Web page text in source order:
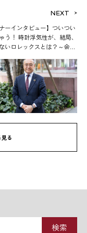
NEXT
ナーインタビュー】ついつい
う！ 時計浮気性が、結局、
いロレックスとは？～会社
る